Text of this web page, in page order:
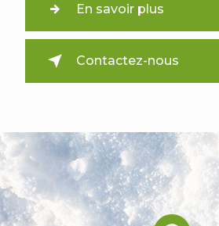
En savoir plus
Contactez-nous